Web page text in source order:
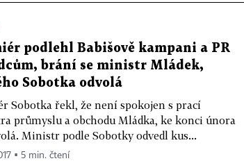
podlehl Babišově kampani a PR
brání se ministr Mládek,
Sobotka odvolá
Sobotka řekl, že není spokojen s prací
průmyslu a obchodu Mládka, ke konci února
Ministr podle Sobotky odvedl kus...
▪ 5 min. čtení